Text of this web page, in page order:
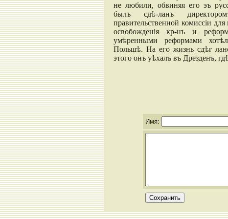
не любили, обвиняя его эъ
былъ сдѣ-ланъ
правительственной комиссіи
освобожденія кр-нъ и
умѣренными реформами
Польшѣ. На его жизнь сдѣг
этого онъ уѣхалъ въ Дрезденъ,
Имя: